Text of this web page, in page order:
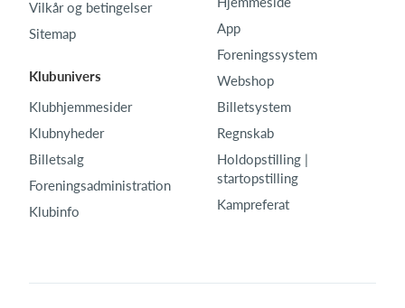
Vilkår og betingelser
Sitemap
Klubunivers
Klubhjemmesider
Klubnyheder
Billetsalg
Foreningsadministration
Klubinfo
App
Foreningssystem
Webshop
Billetsystem
Regnskab
Holdopstilling |
startopstilling
Kampreferat